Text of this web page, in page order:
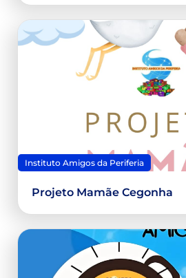
Instituto Amigos da Periferia
Projeto Mamãe Cegonha